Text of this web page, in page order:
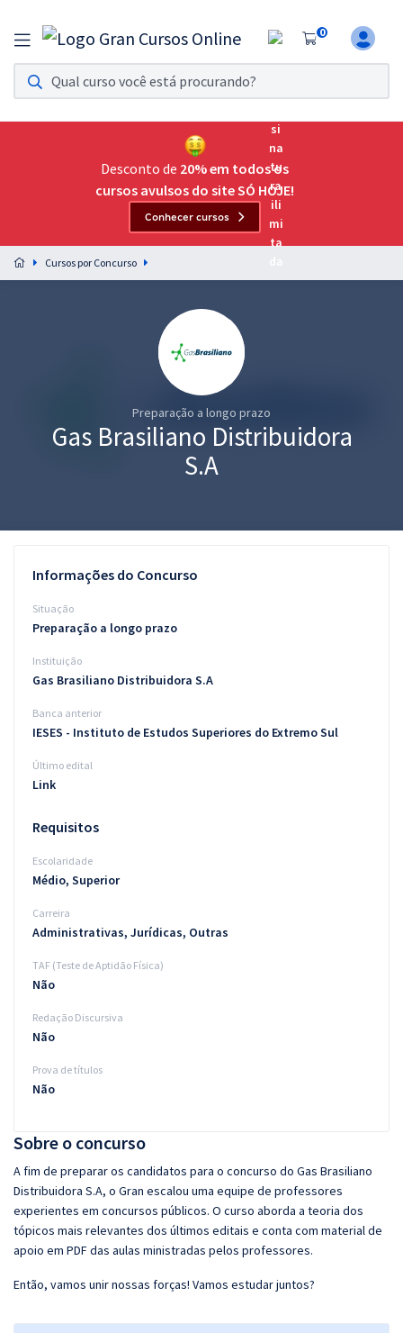
0
Assinatura Ilimitada 11
Acesso a todos os cursos. Teste grátis por 7 dias!
Assinatura OAB Até Passar
Acesso ilimitado a toda preparação para o Exame da
Preparação completa e intensiva para as principais
residências em saúde do Brasil
Conteúdo gratuito
Blog
Desconto de 20% em todos os
cursos avulsos do site SÓ HOJE!
Conhecer cursos
Cursos por Concurso
Preparação a longo prazo
Gas Brasiliano Distribuidora
S.A
Sobre o concurso
A fim de preparar os candidatos para o concurso do Gas Brasiliano
Distribuidora S.A, o Gran escalou uma equipe de professores
experientes em concursos públicos. O curso aborda a teoria dos
tópicos mais relevantes dos últimos editais e conta com material de
apoio em PDF das aulas ministradas pelos professores.
Então, vamos unir nossas forças! Vamos estudar juntos?
Informações do Concurso
Situação
Preparação a longo prazo
Instituição
Gas Brasiliano Distribuidora S.A
Banca anterior
IESES - Instituto de Estudos Superiores do Extremo Sul
Último edital
Link
Requisitos
Escolaridade
Médio, Superior
Carreira
Administrativas, Jurídicas, Outras
TAF (Teste de Aptidão Física)
Não
Redação Discursiva
Não
Prova de títulos
Não